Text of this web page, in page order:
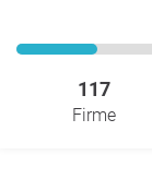
117
Firme